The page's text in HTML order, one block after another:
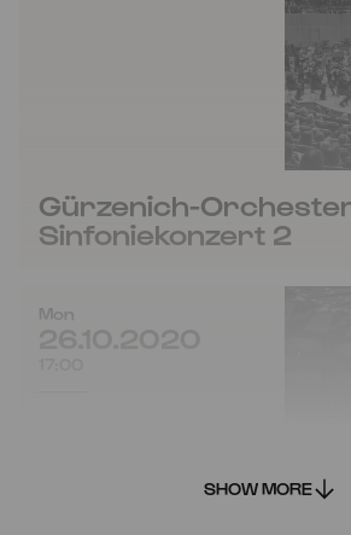
Gürzenich-
Sinfoniekonzert 2
Mon
SHOW MORE